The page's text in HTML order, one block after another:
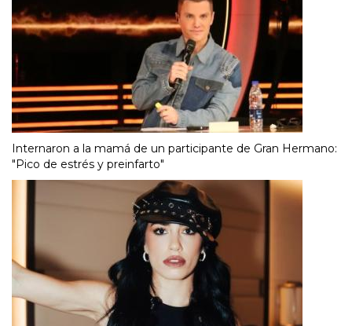
Internaron a la mamá de un participante de Gran Hermano:
"Pico de estrés y preinfarto"